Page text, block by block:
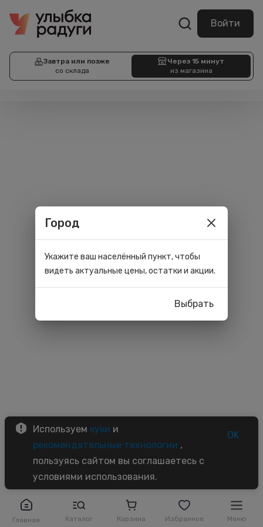
Войти
Завтра или позже
со склада
Через 15 минут
из магазина
Главная Каталог Корзина Избранное Меню
Используем куки и
рекомендательные технологии ,
пользуясь сайтом вы соглашаетесь с
условиями использования.
OK
Город
Укажите ваш населённый пункт, чтобы
видеть актуальные цены, остатки и акции.
Выбрать